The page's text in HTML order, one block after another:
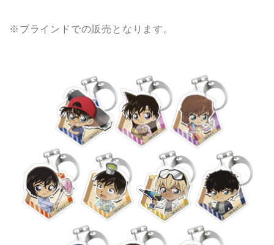
※ブラインドでの販売となります。